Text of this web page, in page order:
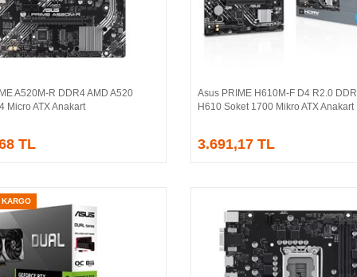
Sepete Ekle
A520M-R DDR4 AMD A520
Micro ATX Anakart
TL
Sepete Ekle
Asus PRIME H610M-F D4 R2.0
H610 Soket 1700 Mikro ATX Anakart
3.691,17 TL
KARGO